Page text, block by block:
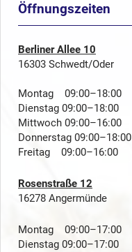
Öffnungszeiten
Berliner Allee 10
16303 Schwedt/Oder
Montag 09:00–18:00
Dienstag 09:00–18:00
Mittwoch 09:00–16:00
Donnerstag 09:00–18:00
Freitag 09:00–16:00
Rosenstraße 12
16278 Angermünde
Montag 09:00–17:00
Dienstag 09:00–17:00